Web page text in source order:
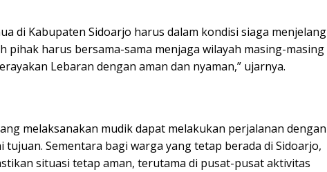
di Kabupaten Sidoarjo harus dalam kondisi siaga menjelang
pihak harus bersama-sama menjaga wilayah masing-masing
Lebaran dengan aman dan nyaman,” ujarnya.
melaksanakan mudik dapat melakukan perjalanan dengan
tujuan. Sementara bagi warga yang tetap berada di Sidoarjo,
situasi tetap aman, terutama di pusat-pusat aktivitas